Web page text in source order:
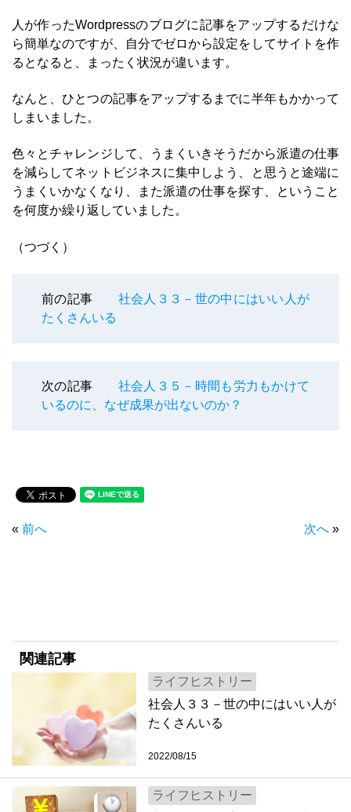
人が作ったWordpressのブログに記事をアップするだけな
ら簡単なのですが、自分でゼロから設定をしてサイトを作
るとなると、まったく状況が違います。
なんと、ひとつの記事をアップするまでに半年もかかって
しまいました。
色々とチャレンジして、うまくいきそうだから派遣の仕事
を減らしてネットビジネスに集中しよう、と思うと途端に
うまくいかなくなり、また派遣の仕事を探す、ということ
を何度か繰り返していました。
（つづく）
前の記事 社会人３３－世の中にはいい人が
たくさんいる
次の記事 社会人３５－時間も労力もかけて
いるのに、なぜ成果が出ないのか？
« 前へ 次へ »
関連記事
ライフヒストリー
2022/08/15
社会人３３－世の中にはいい人が
たくさんいる
ライフヒストリー